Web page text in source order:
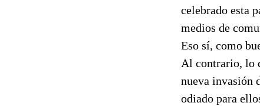
celebrado esta
medios de
Eso sí, como
Al contrario, lo
nueva invasión
odiado para